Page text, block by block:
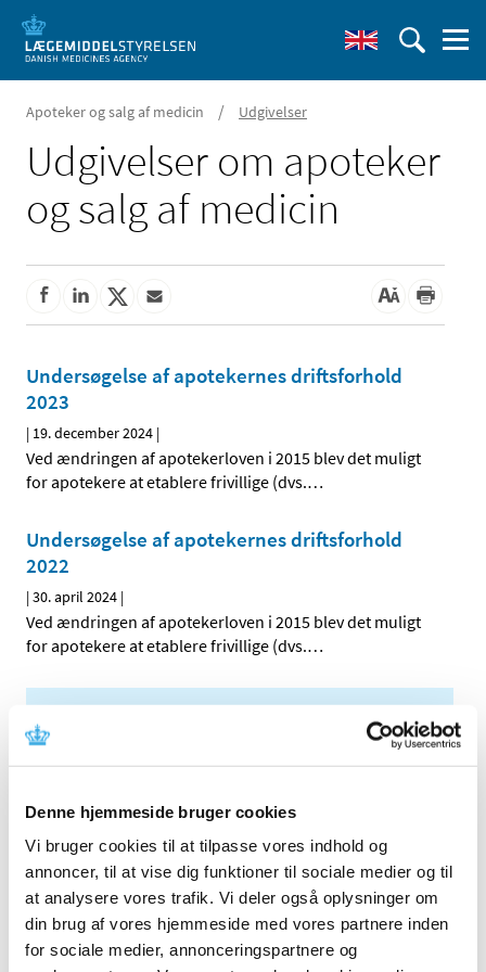
Denne hjemmeside bruger cookies
Vi bruger cookies til at tilpasse vores indhold og
annoncer, til at vise dig funktioner til sociale medier og til
at analysere vores trafik. Vi deler også oplysninger om
din brug af vores hjemmeside med vores partnere inden
for sociale medier, annonceringspartnere og
Apoteker og salg af medicin / Udgivelser
Udgivelser om apoteker
og salg af medicin
Undersøgelse af apotekernes driftsforhold
2023
| 19. december 2024 |
Ved ændringen af apotekerloven i 2015 blev det muligt
for apotekere at etablere frivillige (dvs.…
Undersøgelse af apotekernes driftsforhold
2022
|30. april 2024 |
Ved ændringen af apotekerloven i 2015 blev det muligt
for apotekere at etablere frivillige (dvs.…
december (1)
april (1)
2023 (1)
2022 (1)
2021 (2)